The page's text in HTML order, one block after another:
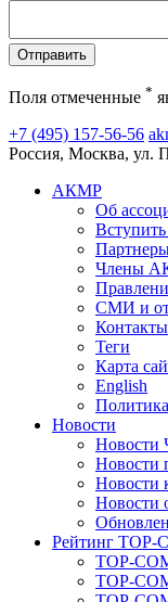
Отправить
Поля отмеченные *
+7 (495) 157-56-56
Россия, Москва, ул.
АКМР
Об
Члены
СМИ и
Контакты
Теги
Карта
English
Новости
Новости
Новости
Новости
Рейтинг TOP-
TOP-
TOP-